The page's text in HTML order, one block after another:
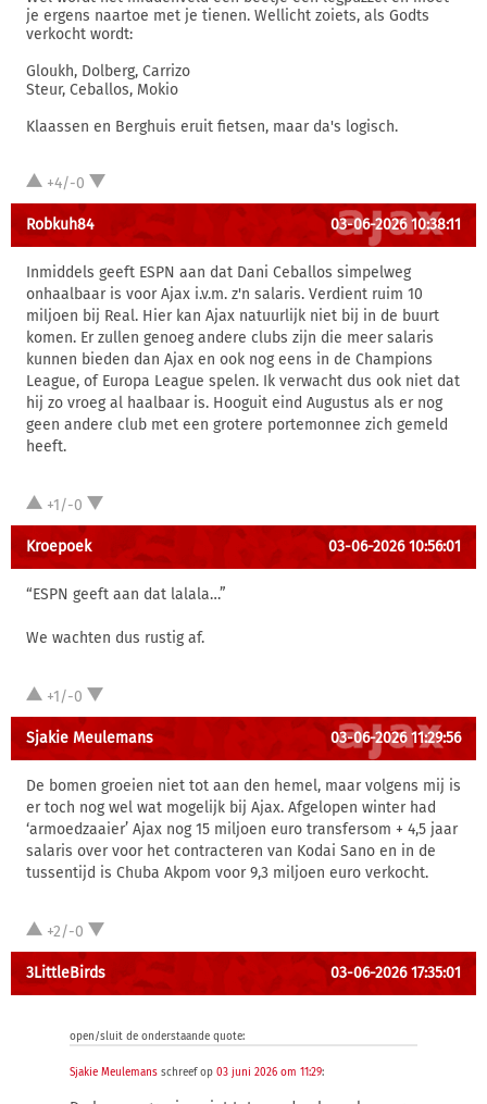
je ergens naartoe met je tienen. Wellicht zoiets, als Godts
verkocht wordt:
Gloukh, Dolberg, Carrizo
Steur, Ceballos, Mokio
Klaassen en Berghuis eruit fietsen, maar da's logisch.
+4/-0
Robkuh84 03-06-2026 10:38:11
Inmiddels geeft ESPN aan dat Dani Ceballos simpelweg
onhaalbaar is voor Ajax i.v.m. z'n salaris. Verdient ruim 10
miljoen bij Real. Hier kan Ajax natuurlijk niet bij in de buurt
komen. Er zullen genoeg andere clubs zijn die meer salaris
kunnen bieden dan Ajax en ook nog eens in de Champions
League, of Europa League spelen. Ik verwacht dus ook niet dat
hij zo vroeg al haalbaar is. Hooguit eind Augustus als er nog
geen andere club met een grotere portemonnee zich gemeld
heeft.
+1/-0
Kroepoek 03-06-2026 10:56:01
“ESPN geeft aan dat lalala…”
We wachten dus rustig af.
+1/-0
Sjakie Meulemans 03-06-2026 11:29:56
De bomen groeien niet tot aan den hemel, maar volgens mij is
er toch nog wel wat mogelijk bij Ajax. Afgelopen winter had
‘armoedzaaier’ Ajax nog 15 miljoen euro transfersom + 4,5 jaar
salaris over voor het contracteren van Kodai Sano en in de
tussentijd is Chuba Akpom voor 9,3 miljoen euro verkocht.
+2/-0
3LittleBirds 03-06-2026 17:35:01
open/sluit de onderstaande quote:
Sjakie Meulemans schreef op 03 juni 2026 om 11:29: